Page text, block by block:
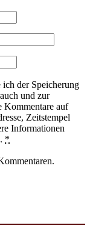
der Speicherung
und zur
Kommentare auf
Zeitstempel
Informationen
*